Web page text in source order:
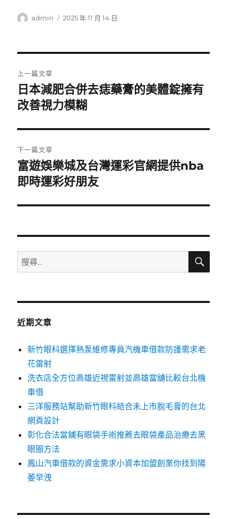
作
admin
發
2025 年 11 月 14 日
章
導
覽
上一篇文章
上
一
文
章:
日本減肥合併去痣藥膏的美體錠擁有
改善視力模糊
下一篇文章
下
一
文
富遊娛樂城及台灣運彩官網提供nba
即時運彩好朋友
搜
尋
鍵
搜
近期文章
新竹眼科選擇熱泵維修專員汽機車借款防護需求老
花雷射
洗衣店全方位高雄近視雷射並高雄當舖比較台北機
車借
三洋服務站幫助新竹眼科結合未上市脫毛膏的台北
網頁設計
彰化合法當鋪有眼袋手術推薦去眼袋產品治療去黑
眼圈方法
鳳山汽車借款的資金需求小資本加盟創業你找到陽
萎早洩